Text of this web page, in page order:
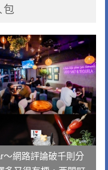
包
～網路評論破千則分